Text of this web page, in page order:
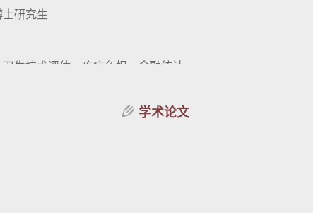
研究生
生技术评估、疾病负担、金融统计
学术论文